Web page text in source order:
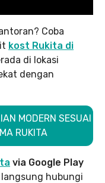
Coba
kost Rukita di
di lokasi
dengan
MODERN SESUAI
RUKITA
via Google Play
langsung hubungi